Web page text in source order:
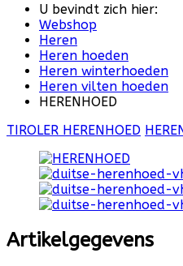
U bevindt zich hier:
Webshop
Heren
Heren hoeden
Heren winterhoeden
Heren vilten hoeden
HERENHOED
TIROLER HERENHOED
Artikelgegevens